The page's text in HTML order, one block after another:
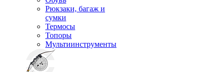
Рюкзаки, багаж и
сумки
Термосы
Топоры
Мультиинструменты